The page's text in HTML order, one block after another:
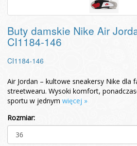
Buty damskie Nike Air
CI1184-146
CI1184-146
Air Jordan – kultowe sneakersy Nike dla
streetwearu. Wysoki komfort,
sportu w jednym więcej »
Rozmiar: